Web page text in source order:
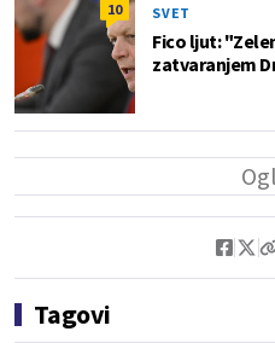
10 SVET
Fico ljut:
zatvaranjem
Tagovi